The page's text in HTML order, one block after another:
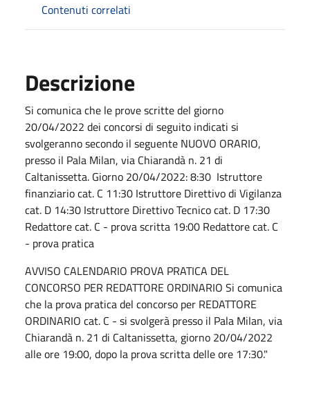
Contenuti correlati
Descrizione
Si comunica che le prove scritte del giorno
20/04/2022 dei concorsi di seguito indicati si
svolgeranno secondo il seguente NUOVO ORARIO,
presso il Pala Milan, via Chiarandà n. 21 di
Caltanissetta. Giorno 20/04/2022: 8:30 Istruttore
finanziario cat. C 11:30 Istruttore Direttivo di Vigilanza
cat. D 14:30 Istruttore Direttivo Tecnico cat. D 17:30
Redattore cat. C - prova scritta 19:00 Redattore cat. C
- prova pratica
AVVISO CALENDARIO PROVA PRATICA DEL
CONCORSO PER REDATTORE ORDINARIO Si comunica
che la prova pratica del concorso per REDATTORE
ORDINARIO cat. C - si svolgerà presso il Pala Milan, via
Chiarandà n. 21 di Caltanissetta, giorno 20/04/2022
alle ore 19:00, dopo la prova scritta delle ore 17:30."